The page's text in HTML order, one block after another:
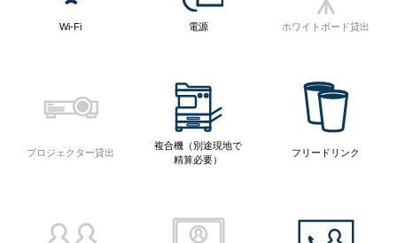
Wi-Fi 電源 ホワイトボード貸出
プロジェクター貸出
複合機（別途現地で
精算必要）
フリードリンク